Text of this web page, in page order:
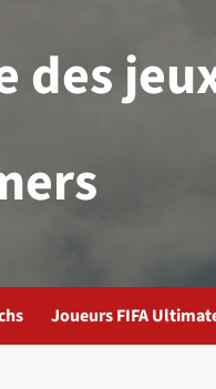
des
Joueurs FIFA